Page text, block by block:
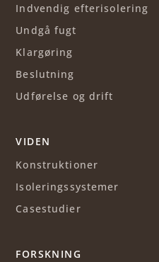
Indvendig efterisolering
Undgå fugt
Klargøring
Beslutning
Udførelse og drift
VIDEN
Konstruktioner
Isoleringssystemer
Casestudier
FORSKNING